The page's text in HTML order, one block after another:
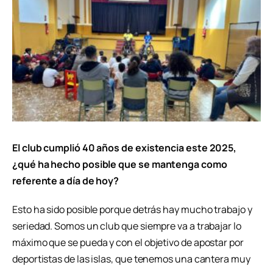
El club cumplió 40 años de existencia este 2025,
¿qué ha hecho posible que se mantenga como
referente a día de hoy?
Esto ha sido posible porque detrás hay mucho trabajo y
seriedad.Somos un club que siempre va a trabajar lo
máximo que se pueda y con el objetivo de apostar por
deportistas de las islas, que tenemos una cantera muy